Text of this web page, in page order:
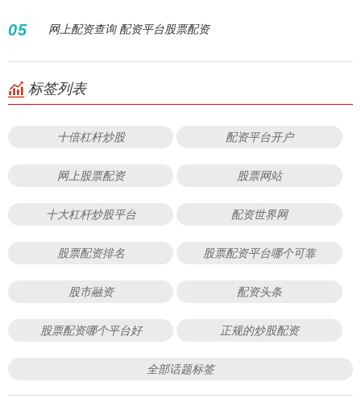
05 网上配资查询 配资平台股票配资
标签列表
十倍杠杆炒股 配资平台开户
网上股票配资 股票网站
十大杠杆炒股平台 配资世界网
股票配资排名 股票配资平台哪个可靠
股市融资 配资头条
股票配资哪个平台好 正规的炒股配资
全部话题标签